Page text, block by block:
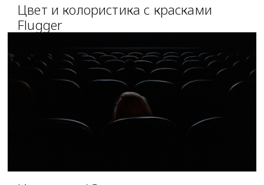
Цвет и колористика с красками
Flugger